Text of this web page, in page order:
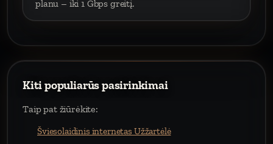
planu – iki 1 Gbps greitį.
Kiti populiarūs pasirinkimai
Taip pat žiūrėkite:
Šviesolaidinis internetas Užžartėlė